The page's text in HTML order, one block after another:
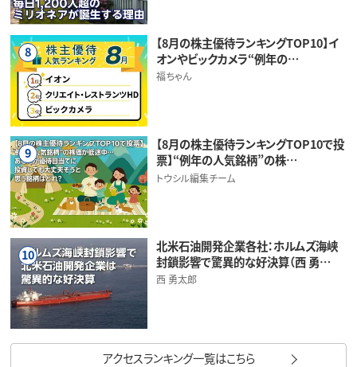
8
【8月の株主優待ランキングTOP10】イ
オンやビックカメラ“例年の…
福ちゃん
9
【8月の株主優待ランキングTOP10で投
票】“例年の人気銘柄”の株…
トウシル編集チーム
10
北米石油開発企業各社：ホルムズ海峡
封鎖影響で驚異的な好決算（西 勇…
西 勇太郎
アクセスランキング一覧はこちら